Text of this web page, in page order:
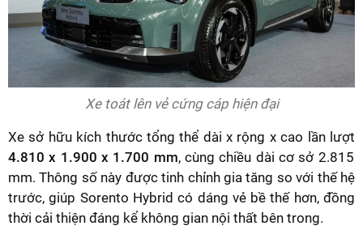
Xe toát lên vẻ cứng cáp hiện đại
Xe sở hữu kích thước tổng thể dài x rộng x cao lần lượt
4.810 x 1.900 x 1.700 mm, cùng chiều dài cơ sở 2.815
mm. Thông số này được tinh chỉnh gia tăng so với thế hệ
trước, giúp Sorento Hybrid có dáng vẻ bề thế hơn, đồng
thời cải thiện đáng kể không gian nội thất bên trong.